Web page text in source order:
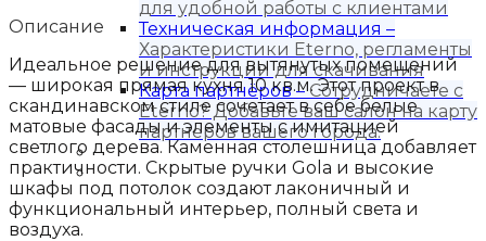
для удобной работы с клиентами
Техническая информация –
Характеристики Eterno, регламенты
и инструкции для скачивания
Карта партнёров–Сотрудничаете с
Eterno? Добавьте ваш салон на карту
партнеров вашего города.
Блог
Контакты
Описание
Идеальное решение для вытянутых помещений
— широкая прямая кухня 10 кв.м. Этот проект в
скандинавском стиле сочетает в себе белые
матовые фасады и элементы с имитацией
светлого дерева. Каменная столешница добавляет
практичности. Скрытые ручки Gola и высокие
шкафы под потолок создают лаконичный и
функциональный интерьер, полный света и
воздуха.